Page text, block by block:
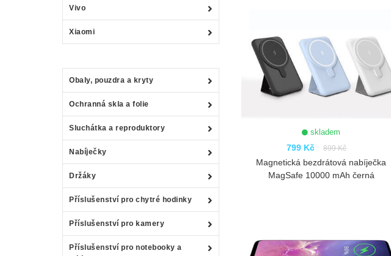
Vivo
Xiaomi
Obaly, pouzdra a kryty
Ochranná skla a folie
Sluchátka a reproduktory
Nabíječky
Držáky
Příslušenství pro chytré hodinky
Příslušenství pro kamery
Příslušenství pro notebooky a
skladem
799 Kč 899 Kč
Magnetická bezdrátová nabíječka
MagSafe 10000 mAh černá